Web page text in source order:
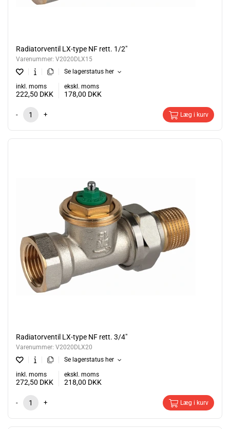
Radiatorventil LX-type NF rett. 1/2"
Varenummer: V2020DLX15
Se lagerstatus her
inkl. moms
222,50 DKK
ekskl. moms
178,00 DKK
- + Læg i kurv
Radiatorventil LX-type NF rett. 3/4"
Varenummer: V2020DLX20
Se lagerstatus her
inkl. moms
272,50 DKK
ekskl. moms
218,00 DKK
- + Læg i kurv